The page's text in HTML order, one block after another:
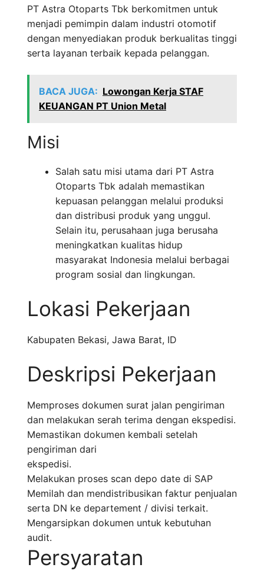
PT Astra Otoparts Tbk berkomitmen untuk
menjadi pemimpin dalam industri otomotif
dengan menyediakan produk berkualitas tinggi
serta layanan terbaik kepada pelanggan.
BACA JUGA: Lowongan Kerja STAF
KEUANGAN PT Union Metal
Misi
Salah satu misi utama dari PT Astra
Otoparts Tbk adalah memastikan
kepuasan pelanggan melalui produksi
dan distribusi produk yang unggul.
Selain itu, perusahaan juga berusaha
meningkatkan kualitas hidup
masyarakat Indonesia melalui berbagai
program sosial dan lingkungan.
Lokasi Pekerjaan
Kabupaten Bekasi, Jawa Barat, ID
Deskripsi Pekerjaan
Memproses dokumen surat jalan pengiriman
dan melakukan serah terima dengan ekspedisi.
Memastikan dokumen kembali setelah
pengiriman dari
ekspedisi.
Melakukan proses scan depo date di SAP
Memilah dan mendistribusikan faktur penjualan
serta DN ke departement / divisi terkait.
Mengarsipkan dokumen untuk kebutuhan
audit.
Persyaratan